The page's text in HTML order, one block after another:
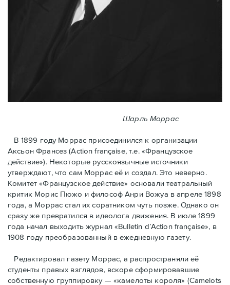
Шарль Моррас
В 1899 году Моррас присоединился к организации
Аксьон Франсез (Action française, т.е. «Французское
действие»). Некоторые русскоязычные источники
утверждают, что сам Моррас её и создал. Это неверно.
Комитет «Французское действие» основали театральный
критик Морис Пюжо и философ Анри Вожуа в апреле 1898
года, а Моррас стал их соратником чуть позже. Однако он
сразу же превратился в идеолога движения. В июле 1899
года начал выходить журнал «Bulletin d’Action française», в
1908 году преобразованный в ежедневную газету.
Редактировал газету Моррас, а распространяли её
студенты правых взглядов, вскоре сформировавшие
собственную группировку — «камелоты короля» (Camelots